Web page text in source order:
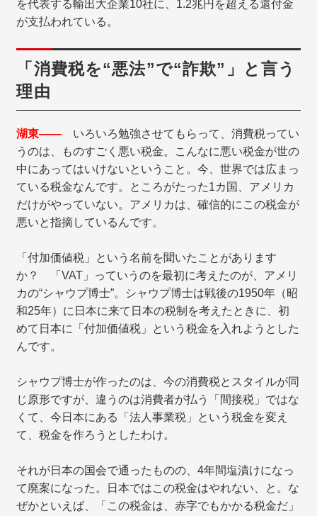
を代表する輸出大企業10社に、1.2兆円を超える還付金
が支払われている。
「消費税を“悪法”で“詐欺”」と言う
理由
湖東―― いろいろ勉強させてもらって、消費税ってい
うのは、ものすごく悪い税金。こんなに悪い税金が世の
中にあってはいけないということ。今、世界では広まっ
ている税金なんです。ところがたった1カ国、アメリカ
だけがやっていない。アメリカは、確信的にこの税金が
悪いと指摘しているんです。
「付加価値税」という名前を聞いたことがあります
か？ 「VAT」っていうのを最初に考えたのが、アメリ
カの“シャウプ博士”。シャウプ博士は戦後の1950年（昭
和25年）に日本に来て日本の税制を考えたときに、初
めて日本に「付加価値税」という税金を入れようとした
んです。
シャウプ博士が作ったのは、今の消費税とスタイルが同
じ原形ですが、違うのは消費者が払う「間接税」ではな
くて、今日本にある「法人事業税」という税金を変え
て、税金を作ろうとしたわけ。
それが日本の国会で通ったものの、4年間塩漬けになっ
て廃案になった。日本ではこの税金はやれない、と。な
ぜかといえば、「この税金は、赤字でもかかる税金だ」